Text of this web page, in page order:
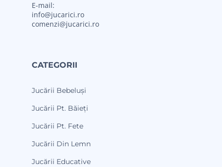
E-mail:
info@jucarici.ro
comenzi@jucarici.ro
CATEGORII
Jucării Bebeluși
Jucării Pt. Băieți
Jucării Pt. Fete
Jucării Din Lemn
Jucării Educative